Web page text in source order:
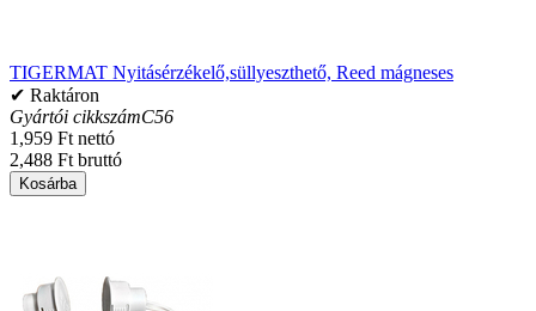
TIGERMAT Nyitásérzékelő,süllyeszthető, Reed mágneses
✔ Raktáron
Gyártói cikkszámC56
1,959 Ft nettó
2,488 Ft bruttó
Kosárba